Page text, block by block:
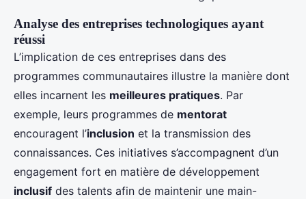
Analyse des entreprises technologiques ayant
réussi
L’implication de ces entreprises dans des
programmes communautaires illustre la manière dont
elles incarnent les meilleures pratiques. Par
exemple, leurs programmes de mentorat
encouragent l’inclusion et la transmission des
connaissances. Ces initiatives s’accompagnent d’un
engagement fort en matière de développement
inclusif des talents afin de maintenir une main-